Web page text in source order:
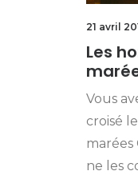
21 avril
Les
Vous
croisé
marées
ne les